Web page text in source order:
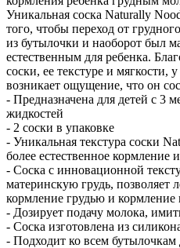
Уникальная соска Naturally
того, чтобы переход от
из бутылочки и наоборот был
естественным для ребенка.
соски, ее текстуре и мягкости,
возникает ощущение, что он
- Предназначена для детей с 3
жидкостей
- 2 соски в упаковке
- Уникальная текстура соски
более естественное кормление
- Соска с инновационной
материнскую грудь, позволяет
кормление грудью и кормление
- Дозирует подачу молока,
- Соска изготовлена из
- Подходит ко всем